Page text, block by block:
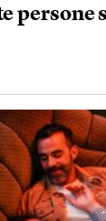
persone